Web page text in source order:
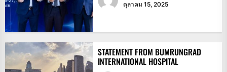
ตุลาคม 15, 2025
STATEMENT FROM BUMRUNGRAD
INTERNATIONAL HOSPITAL